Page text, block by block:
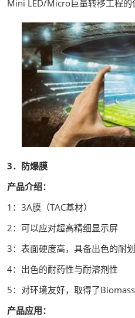
Mini LED/Micro巨量转移工程的
3．防爆膜
产品介绍：
1：3A膜（TAC基材）
2：可以应对超高精细显示屏
3：表面硬度高，具备出色的耐
4：出色的耐药性与耐溶剂性
5：对环境友好，取得了
产品应用：